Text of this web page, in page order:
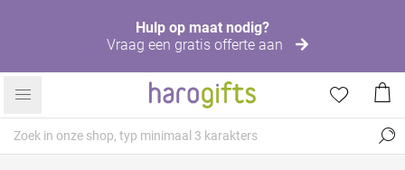
Hulp op maat nodig?
Vraag een gratis offerte aan